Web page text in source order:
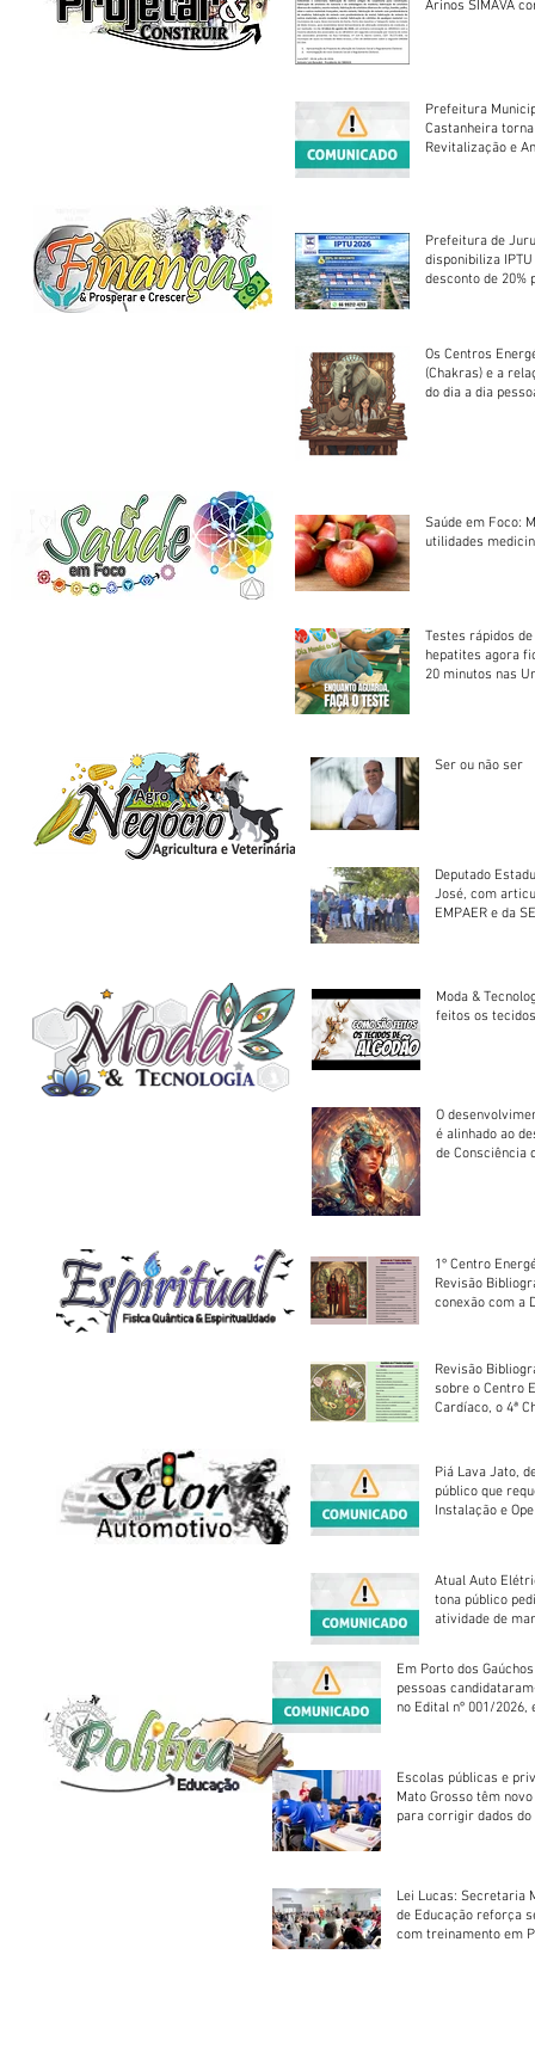
Arinos SIMAVA convoca à
Prefeitura
Castanheira
Revitalização e
Prefeitura de
disponibiliza
desconto de 20%
Os Centros
(Chakras) e a
do dia a dia
Saúde em Foco:
utilidades
Testes rápidos
hepatites agora
20 minutos nas
Ser ou não ser
Deputado
José, com
EMPAER e da
Moda &
feitos os
O
é alinhado ao
de Consciência
1º Centro
Revisão
conexão com a
Revisão
sobre o Centro
Cardíaco, o 4ª
Piá Lava Jato,
público que
Instalação e
Atual Auto
tona público
atividade de
Em Porto dos
pessoas
no Edital nº 001/2026,
Escolas públicas e
Mato Grosso têm
para corrigir dados do
Lei Lucas: Secretaria
de Educação reforça
com treinamento em